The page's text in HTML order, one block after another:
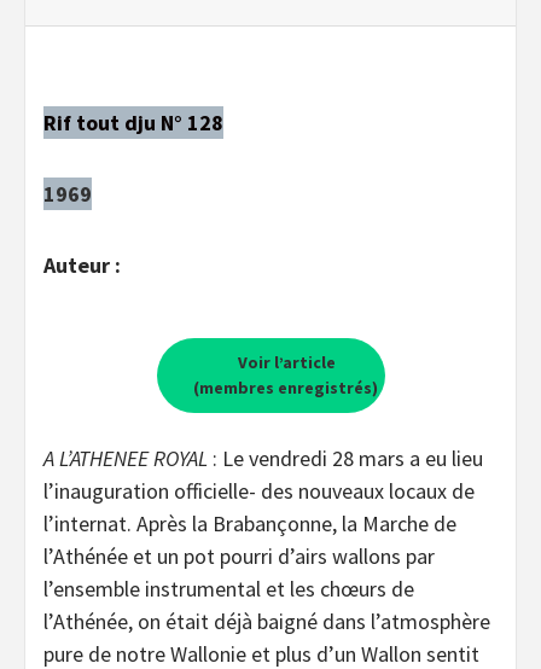
Rif tout dju N° 128
1969
Auteur :
Voir l’article
(membres enregistrés)
A L’ATHENEE ROYAL : Le vendredi 28 mars a eu lieu
l’inauguration officielle- des nouveaux locaux de
l’internat. Après la Brabançonne, la Marche de
l’Athénée et un pot pourri d’airs wallons par
l’ensemble instrumental et les chœurs de
l’Athénée, on était déjà baigné dans l’atmosphère
pure de notre Wallonie et plus d’un Wallon sentit